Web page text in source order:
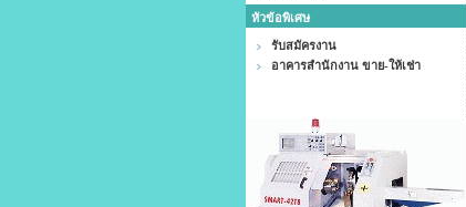
หัวข้อพิเศษ
รับสมัครงาน
อาคารสำนักงาน ขาย-ให้เช่า